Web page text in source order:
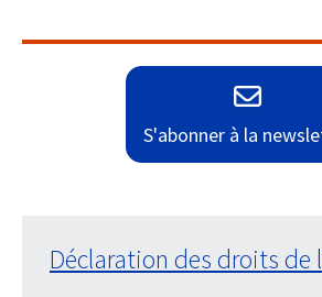
S'abonner à la
Déclaration des droits de